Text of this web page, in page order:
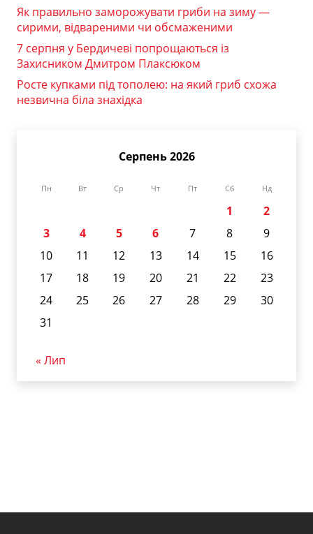
Як правильно заморожувати гриби на зиму —
сирими, відвареними чи обсмаженими
7 серпня у Бердичеві попрощаються із
Захисником Дмитром Плаксюком
Росте купками під тополею: на який гриб схожа
незвична біла знахідка
Серпень 2026
Пн Вт Ср Чт Пт Сб Нд
1
2
3
4 5 6 7 8
9
10
11 12 13 14 15
16
17
18 19 20 21 22
23
24
25 26 27 28 29
30
31
« Лип